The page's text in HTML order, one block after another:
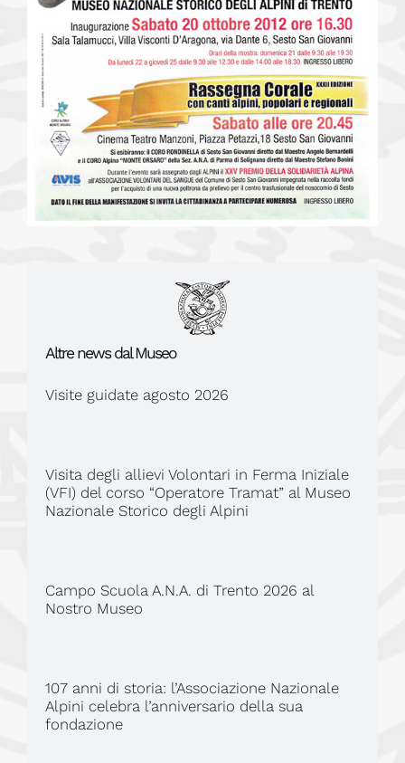
Altre news dal Museo
Visite guidate agosto 2026
Visita degli allievi Volontari in Ferma Iniziale
(VFI) del corso “Operatore Tramat” al Museo
Nazionale Storico degli Alpini
Campo Scuola A.N.A. di Trento 2026 al
Nostro Museo
107 anni di storia: l’Associazione Nazionale
Alpini celebra l’anniversario della sua
fondazione